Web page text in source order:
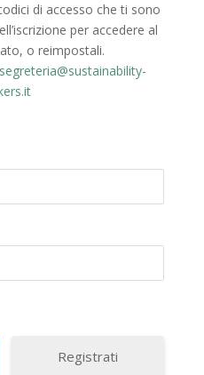
di accesso che ti sono
per accedere al
o reimpostali.
segreteria@sustainability-
Registrati